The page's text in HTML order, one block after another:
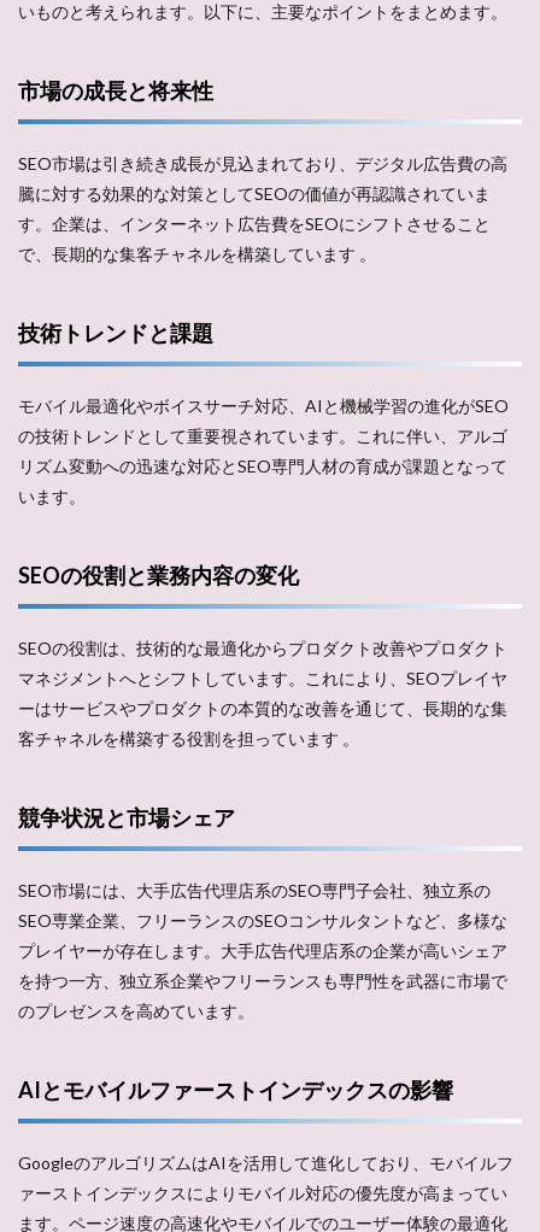
いものと考えられます。以下に、主要なポイントをまとめます。
市場の成長と将来性
SEO市場は引き続き成長が見込まれており、デジタル広告費の高
騰に対する効果的な対策としてSEOの価値が再認識されていま
す。企業は、インターネット広告費をSEOにシフトさせること
で、長期的な集客チャネルを構築しています​ ​。
技術トレンドと課題
モバイル最適化やボイスサーチ対応、AIと機械学習の進化がSEO
の技術トレンドとして重要視されています。これに伴い、アルゴ
リズム変動への迅速な対応とSEO専門人材の育成が課題となって
います。
SEOの役割と業務内容の変化
SEOの役割は、技術的な最適化からプロダクト改善やプロダクト
マネジメントへとシフトしています。これにより、SEOプレイヤ
ーはサービスやプロダクトの本質的な改善を通じて、長期的な集
客チャネルを構築する役割を担っています​ ​。
競争状況と市場シェア
SEO市場には、大手広告代理店系のSEO専門子会社、独立系の
SEO専業企業、フリーランスのSEOコンサルタントなど、多様な
プレイヤーが存在します。大手広告代理店系の企業が高いシェア
を持つ一方、独立系企業やフリーランスも専門性を武器に市場で
のプレゼンスを高めています​。
AIとモバイルファーストインデックスの影響
GoogleのアルゴリズムはAIを活用して進化しており、モバイルフ
ァーストインデックスによりモバイル対応の優先度が高まってい
ます。ページ速度の高速化やモバイルでのユーザー体験の最適化